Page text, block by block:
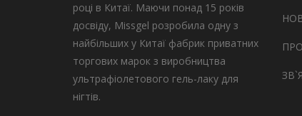
році в Китаї. Маючи понад 15 років
досвіду, Missgel розробила одну з
найбільших у Китаї фабрик приватних
торгових марок з виробництва
ультрафіолетового гель-лаку для
нігтів.